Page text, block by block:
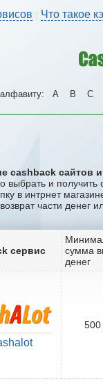
Что такое
A B C
cashback сайтов
выбрать и
в интрнет
части денег
сервис
сумма
денег
500